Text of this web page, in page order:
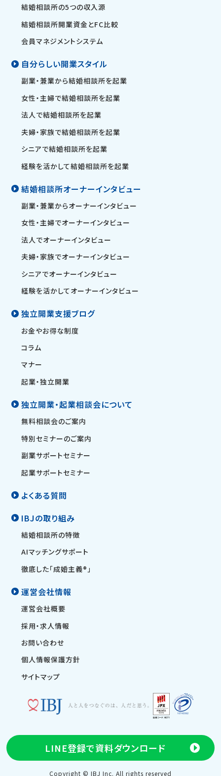
結婚相談所の5つの収入源
結婚相談所開業資金とFC比較
会員マネジメントシステム
自分らしい開業スタイル
副業・兼業から結婚相談所を起業
女性・主婦で結婚相談所を起業
法人で結婚相談所を起業
夫婦・家族で結婚相談所を起業
シニアで結婚相談所を起業
経験を活かして結婚相談所を起業
結婚相談所オーナーインタビュー
副業・兼業からオーナーインタビュー
女性・主婦でオーナーインタビュー
法人でオーナーインタビュー
夫婦・家族でオーナーインタビュー
シニアでオーナーインタビュー
経験を活かしてオーナーインタビュー
独立開業支援ブログ
お金やお得な制度
コラム
マナー
起業・独立開業
独立開業・起業相談会について
無料相談会のご案内
特別セミナーのご案内
副業サポートセミナー
起業サポートセミナー
よくある質問
IBJの取り組み
結婚相談所の特徴
AIマッチングサポート
徹底した「成婚主義®」
運営会社情報
運営会社概要
採用・求人情報
お問い合わせ
個人情報保護方針
サイトマップ
LINE登録で資料ダウンロード
Copyright © IBJ Inc. All rights reserved